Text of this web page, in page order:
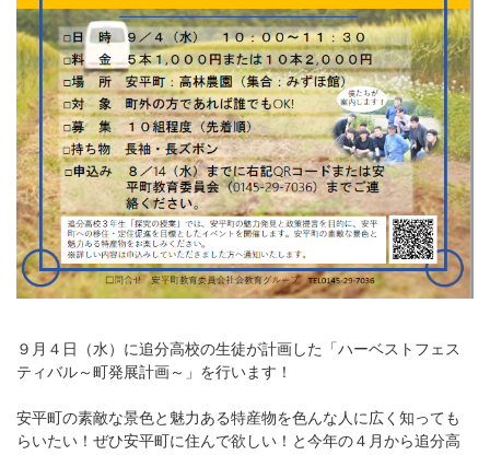
９月４日（水）に追分高校の生徒が計画した「ハーベストフェス
ティバル～町発展計画～」を行います！
安平町の素敵な景色と魅力ある特産物を色んな人に広く知っても
らいたい！ぜひ安平町に住んで欲しい！と今年の４月から追分高